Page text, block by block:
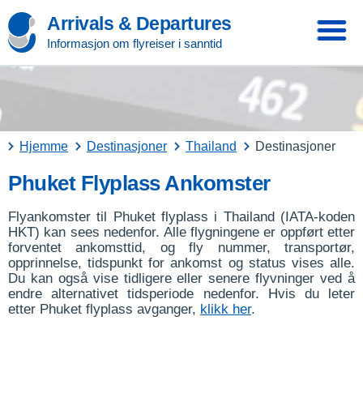
Arrivals & Departures
Informasjon om flyreiser i sanntid
Hjemme Destinasjoner Thailand Destinasjoner
Phuket Flyplass Ankomster
Flyankomster til Phuket flyplass i Thailand (IATA-koden
HKT) kan sees nedenfor. Alle flygningene er oppført etter
forventet ankomsttid, og fly nummer, transportør,
opprinnelse, tidspunkt for ankomst og status vises alle.
Du kan også vise tidligere eller senere flyvninger ved å
endre alternativet tidsperiode nedenfor. Hvis du leter
etter Phuket flyplass avganger, klikk her.